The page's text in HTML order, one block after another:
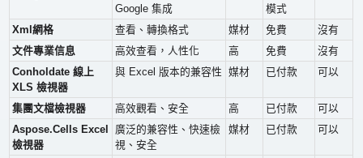
Google 集成
模式
Xml網格 查看、轉換格式 媒材 免費
沒有
文件專業信息
高效查看，人性化 高 免費
沒有
Conholdate 線上
XLS 檢視器
與 Excel 版本的兼容性 媒材 已付款 可以
集團文檔檢視器 高效觀看、安全 高 已付款
可以
Aspose.Cells Excel
檢視器
廣泛的兼容性、快速檢
視、安全
媒材 已付款 可以